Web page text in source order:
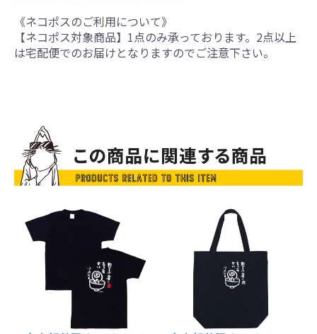
《ネコポスのご利用について》
【ネコポス対象商品】1点のみ承っております。2点以上
は宅配便でのお届けとなりますのでご注意下さい。